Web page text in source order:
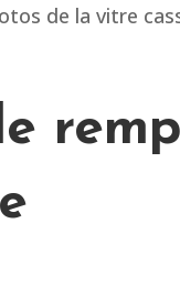
de la vitre